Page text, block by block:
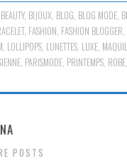
BEAUTY, BIJOUX, BLOG, BLOG MODE,
, FASHION, FASHION BLOGGER,
, LOLLIPOPS, LUNETTES, LUXE,
, PARISMODE, PRINTEMPS, ROBE
POSTS